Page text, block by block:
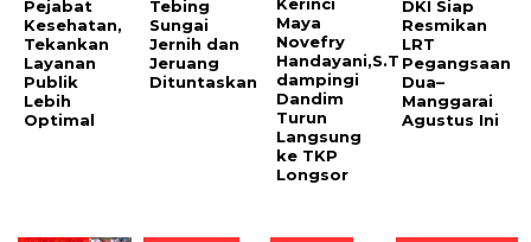
Pejabat
Kesehatan,
Tekankan
Layanan
Publik
Lebih
Optimal
Tebing
Sungai
Jernih dan
Jeruang
Dituntaskan
Kerinci
Maya
Novefry
Handayani,S.T
dampingi
Dandim
Turun
Langsung
ke TKP
Longsor
DKI Siap
Resmikan
LRT
Pegangsaan
Dua–
Manggarai
Agustus Ini